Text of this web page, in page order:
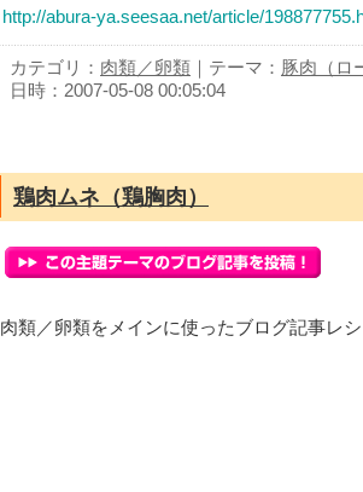
http://abura-ya.seesaa.net/article/
カテゴリ： 肉類／卵類 ｜テーマ： 豚肉（ロ
日時：2007-05-08 00:05:04
鶏肉ムネ（鶏胸肉）
肉類／卵類をメインに使ったブログ記事レ